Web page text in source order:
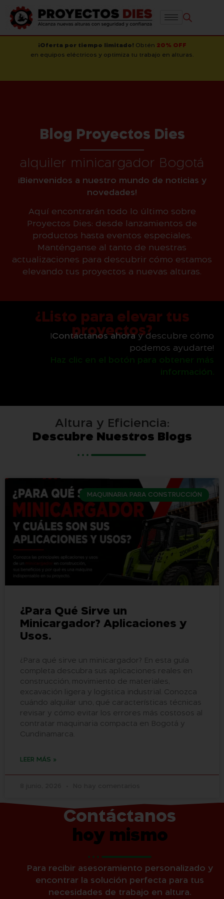
¡Oferta por tiempo limitado! Obtén 20% OFF
en equipos eléctricos y optimiza tu trabajo en alturas.
Blog Proyectos Dies
alquiler minicargador Bogotá
¡Bienvenidos a nuestro mundo de noticias y
novedades!
Aquí encontrarán todo lo último sobre
Proyectos Dies: desde lanzamientos de
productos hasta eventos especiales.
Manténganse al tanto de nuestras
actualizaciones para descubrir cómo estamos
elevando tus proyectos a nuevas alturas.
¿Listo para elevar tus
proyectos?
Contáctanos ahoray descubre cómo
podemos ayudarte!
Haz clic en el botón para obtener más
información.
Altura y Eficiencia:
Descubre Nuestros Blogs
MAQUINARIA PARA CONSTRUCCIÓN
¿Para Qué Sirve un
Minicargador? Aplicaciones y
Usos.
¿Para qué sirve un minicargador? En esta guía
completa descubra sus aplicaciones reales en
construcción, movimiento de materiales,
excavación ligera y logística industrial. Conozca
cuándo alquilar uno, qué características técnicas
revisar y cómo evitar los errores más costosos al
contratar maquinaria compacta en Bogotá y
Cundinamarca.
LEER MÁS »
Contáctanos
hoy mismo
Para recibir asesoramiento personalizado y
encontrar la solución perfecta para tus
necesidades de trabajo en altura.